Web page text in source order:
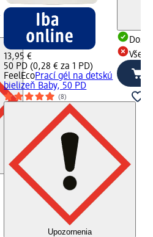
13,95 €
50 PD (0,28 € za 1 PD)
FeelEcoPrací gél na detskú
bielizeň Baby, 50 PD
(8)
Upozornenia